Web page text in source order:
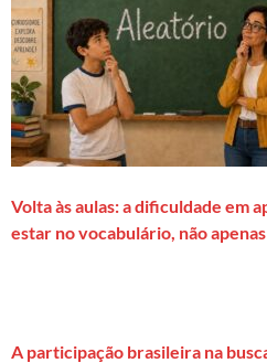
Volta às aulas: a dificuldade em
estar no vocabulário, não
A participação brasileira na